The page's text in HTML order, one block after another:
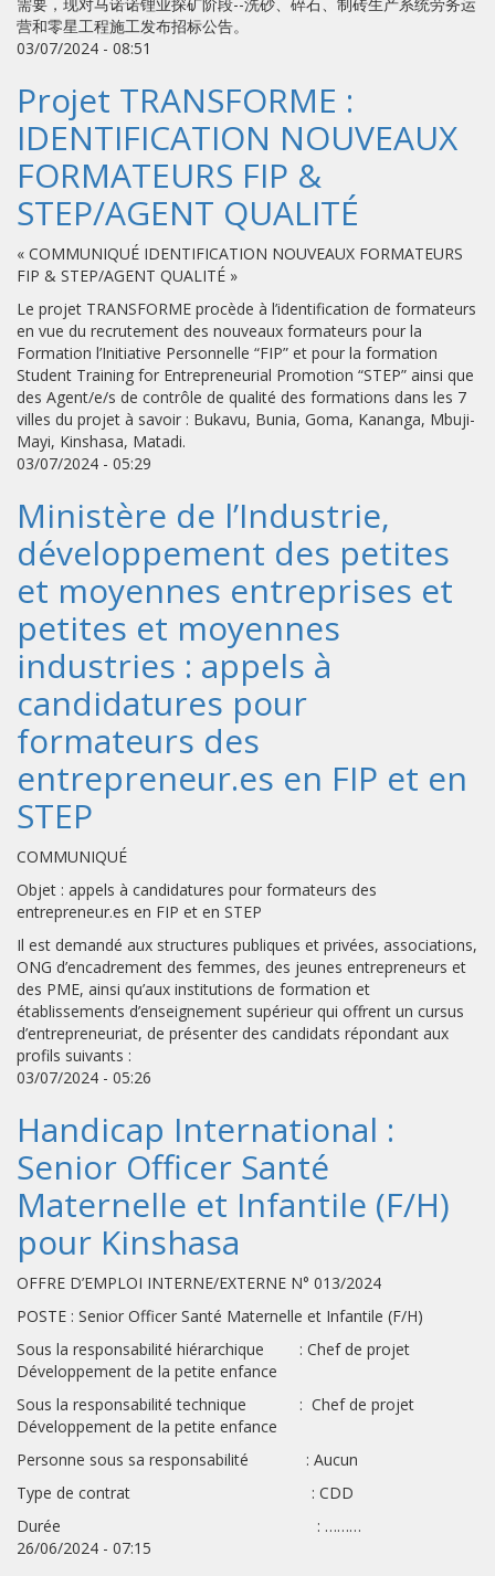
营和零星工程施工发布招标公告。
03/07/2024 - 08:51
Projet TRANSFORME :
IDENTIFICATION NOUVEAUX
FORMATEURS FIP &
STEP/AGENT QUALITÉ
« COMMUNIQUÉ IDENTIFICATION NOUVEAUX FORMATEURS
FIP & STEP/AGENT QUALITÉ »
Le projet TRANSFORME procède à l’identification de formateurs
en vue du recrutement des nouveaux formateurs pour la
Formation l’Initiative Personnelle “FIP” et pour la formation
Student Training for Entrepreneurial Promotion “STEP” ainsi que
des Agent/e/s de contrôle de qualité des formations dans les 7
villes du projet à savoir : Bukavu, Bunia, Goma, Kananga, Mbuji-
Mayi, Kinshasa, Matadi.
03/07/2024 - 05:29
Ministère de l’Industrie,
développement des petites
et moyennes entreprises et
petites et moyennes
industries : appels à
candidatures pour
formateurs des
entrepreneur.es en FIP et en
STEP
COMMUNIQUÉ
Objet : appels à candidatures pour formateurs des
entrepreneur.es en FIP et en STEP
Il est demandé aux structures publiques et privées, associations,
ONG d’encadrement des femmes, des jeunes entrepreneurs et
des PME, ainsi qu’aux institutions de formation et
établissements d’enseignement supérieur qui offrent un cursus
d’entrepreneuriat, de présenter des candidats répondant aux
profils suivants :
03/07/2024 - 05:26
Handicap International :
Senior Officer Santé
Maternelle et Infantile (F/H)
pour Kinshasa
OFFRE D’EMPLOI INTERNE/EXTERNE N° 013/2024
POSTE : Senior Officer Santé Maternelle et Infantile (F/H)
Sous la responsabilité hiérarchique : Chef de projet
Développement de la petite enfance
Sous la responsabilité technique : Chef de projet
Développement de la petite enfance
Personne sous sa responsabilité : Aucun
Type de contrat : CDD
Durée : ………
26/06/2024 - 07:15